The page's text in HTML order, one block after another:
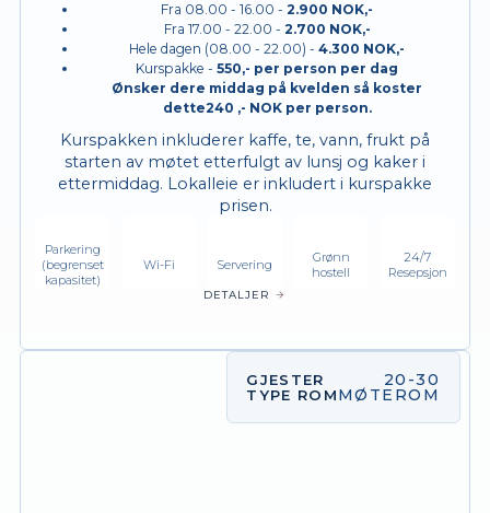
Fra 08.00 - 16.00 - 2.900 NOK,-
Fra 17.00 - 22.00 - 2.700 NOK,-
Hele dagen (08.00 - 22.00) - 4.300 NOK,-
Kurspakke - 550,- per person per dag
Ønsker dere middag på kvelden så koster
dette240 ,- NOK per person.
Kurspakken inkluderer kaffe, te, vann, frukt på
starten av møtet etterfulgt av lunsj og kaker i
ettermiddag. Lokalleie er inkludert i kurspakke
prisen.
Parkering
(begrenset
kapasitet)
Wi-Fi Servering
Grønn
hostell
24/7
Resepsjon
DETALJER
GJESTER 20-30
TYPE ROMMØTEROM